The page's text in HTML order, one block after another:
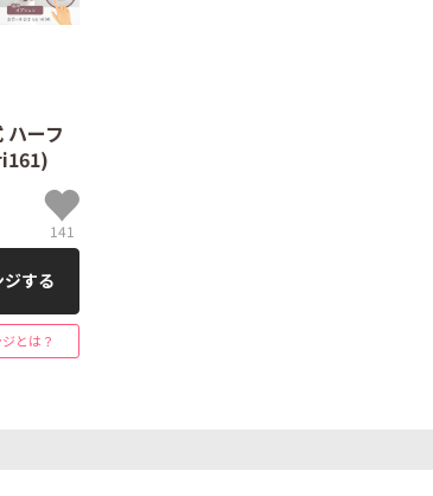
ーフ
141
する
とは？